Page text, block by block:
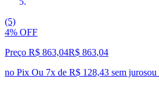
(5)
4% OFF
Preço R$ 863,04R$ 863,04
no Pix Ou 7x de R$ 128,43 sem jurosou